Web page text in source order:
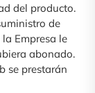
del producto.
de
Empresa le
abonado.
se prestarán